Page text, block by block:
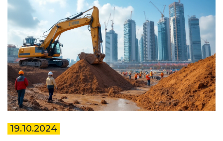
19.10.2024